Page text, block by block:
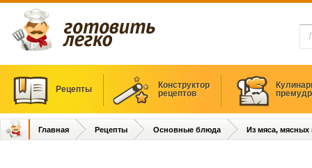
Рецепты
Конструктор
рецептов
Главная Рецепты Основные блюда Из мяса, мясных